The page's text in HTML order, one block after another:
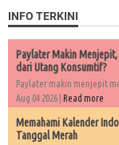
INFO TERKINI
Paylater Makin Menjepit,
dari Utang Konsumtif?
Paylater makin menjepit
Aug 04 2026 | Read more
Memahami Kalender
Tanggal Merah